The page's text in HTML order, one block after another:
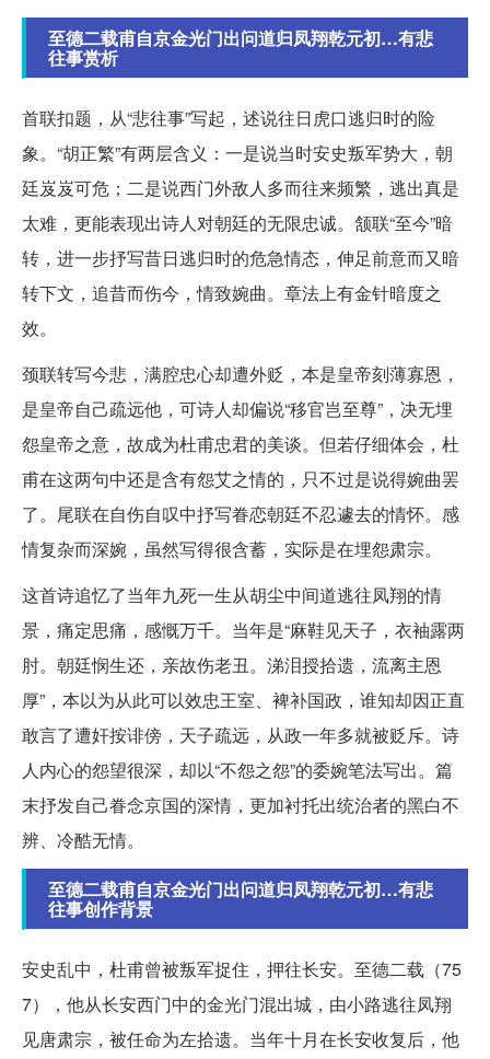
至德二载甫自京金光门出问道归凤翔乾元初…有悲
往事赏析
首联扣题，从“悲往事”写起，述说往日虎口逃归时的险
象。“胡正繁”有两层含义：一是说当时安史叛军势大，朝
廷岌岌可危；二是说西门外敌人多而往来频繁，逃出真是
太难，更能表现出诗人对朝廷的无限忠诚。颔联“至今”暗
转，进一步抒写昔日逃归时的危急情态，伸足前意而又暗
转下文，追昔而伤今，情致婉曲。章法上有金针暗度之
效。
颈联转写今悲，满腔忠心却遭外贬，本是皇帝刻薄寡恩，
是皇帝自己疏远他，可诗人却偏说“移官岂至尊”，决无埋
怨皇帝之意，故成为杜甫忠君的美谈。但若仔细体会，杜
甫在这两句中还是含有怨艾之情的，只不过是说得婉曲罢
了。尾联在自伤自叹中抒写眷恋朝廷不忍遽去的情怀。感
情复杂而深婉，虽然写得很含蓄，实际是在埋怨肃宗。
这首诗追忆了当年九死一生从胡尘中间道逃往凤翔的情
景，痛定思痛，感慨万千。当年是“麻鞋见天子，衣袖露两
肘。朝廷悯生还，亲故伤老丑。涕泪授拾遗，流离主恩
厚”，本以为从此可以效忠王室、裨补国政，谁知却因正直
敢言了遭奸按诽傍，天子疏远，从政一年多就被贬斥。诗
人内心的怨望很深，却以“不怨之怨”的委婉笔法写出。篇
末抒发自己眷念京国的深情，更加衬托出统治者的黑白不
辨、冷酷无情。
至德二载甫自京金光门出问道归凤翔乾元初…有悲
往事创作背景
安史乱中，杜甫曾被叛军捉住，押往长安。至德二载（75
7），他从长安西门中的金光门混出城，由小路逃往凤翔
见唐肃宗，被任命为左拾遗。当年十月在长安收复后，他